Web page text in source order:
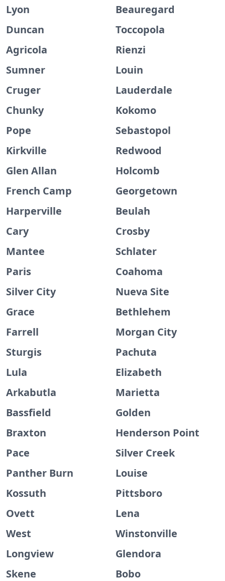
Lyon
Beauregard
Duncan
Toccopola
Agricola
Rienzi
Sumner
Louin
Cruger
Lauderdale
Chunky
Kokomo
Pope
Sebastopol
Kirkville
Redwood
Glen Allan
Holcomb
French Camp
Georgetown
Harperville
Beulah
Cary
Crosby
Mantee
Schlater
Paris
Coahoma
Silver City
Nueva Site
Grace
Bethlehem
Farrell
Morgan City
Sturgis
Pachuta
Lula
Elizabeth
Arkabutla
Marietta
Bassfield
Golden
Braxton
Henderson Point
Pace
Silver Creek
Panther Burn
Louise
Kossuth
Pittsboro
Ovett
Lena
West
Winstonville
Longview
Glendora
Skene
Bobo